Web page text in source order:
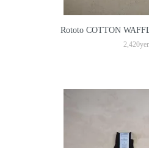
Rototo COTTON